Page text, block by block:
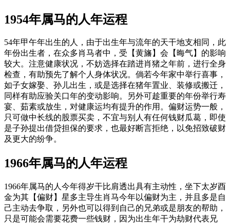
1954年属马的人年运程
54年甲午年出生的人，由于出生年与流年的天干地支相同，此
年份出生者，在众多肖马者中，受【黄旛】会【晦气】的影响
较大。注意健康状况，不妨选择在踏进肖猪之年前，进行全身
检查，有助预先了解个人身体状况。倘若今年家中举行喜事，
如子女嫁娶、孙儿出生，或是选择在猪年置业、装修或搬迁，
同样有助应验关口年的变动影响。另外可趁重要的年份举行寿
宴、茹素或放生，对健康运均有提升的作用。偏财运势一般，
只可做中长线的股票买卖，不宜与别人有任何钱财瓜葛，即使
是子孙提出借贷担保的要求，也最好断言拒绝，以免招致破财
及更大的纷争。
1966年属马的人年运程
1966年属马的人今年得岁干比肩透出具有主动性，坐下太岁酉
金为其【偏财】星多主导生肖马今年以偏财为主，并且多是自
己主动去争取，另外也可以得到自己的兄弟或是朋友的帮助，
只是可能会需要花费一些钱财，因为出生年干为劫财代表兄